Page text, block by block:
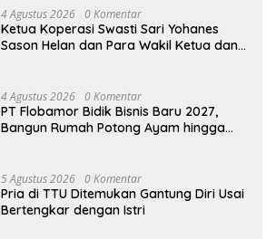
4 Agustus 2026 0 Komentar
Ketua Koperasi Swasti Sari Yohanes
Sason Helan dan Para Wakil Ketua dan
Menyambut Sukacita
4 Agustus 2026 0 Komentar
PT Flobamor Bidik Bisnis Baru 2027,
Bangun Rumah Potong Ayam hingga
5 Agustus 2026 0 Komentar
Pria di TTU Ditemukan Gantung Diri Usai
Bertengkar dengan Istri